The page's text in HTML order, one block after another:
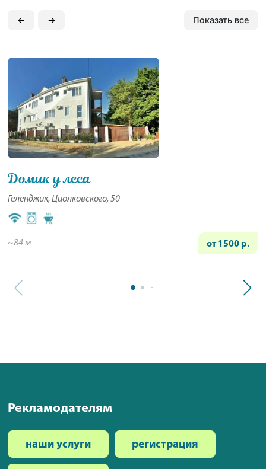
← → Показать все
Домик у леса
Геленджик, Циолковского, 50
~84 м от 1500 р.
Рекламодателям
наши услуги регистрация